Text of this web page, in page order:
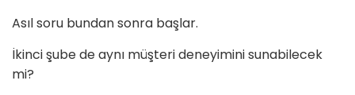
Asıl soru bundan sonra başlar.
İkinci şube de aynı müşteri deneyimini sunabilecek
mi?